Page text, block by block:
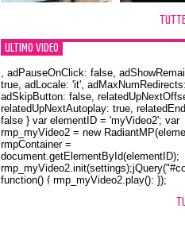
ULTIMO VIDEO
Orlando Bloom e la t-shirt dedicata a
, adPauseOnClick: false,
true, adLocale: 'it',
adSkipButton: false,
relatedUpNextAutoplay: true,
false } var elementID = 'myVideo2'; var
rmp_myVideo2 = new
rmpContainer =
document.getElementById(elementID);
function() { rmp_myVideo2.play(); });